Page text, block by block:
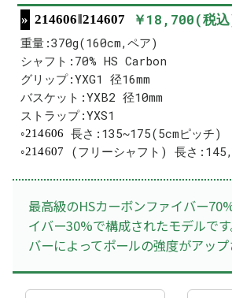
214606‖214607 ￥18,700(税
重量:370g(160cm,ペア)
シャフト:70% HS Carbon
グリップ:YXG1 径16mm
バスケット:YXB2 径10mm
ストラップ:YXS1
214606 長さ:135~175(5cmピッチ)
214607 (フリーシャフト) 長さ
最高級のHSカーボンファイバー
イバー30%で構成されたモデルで
バーによってポールの強度がアップ